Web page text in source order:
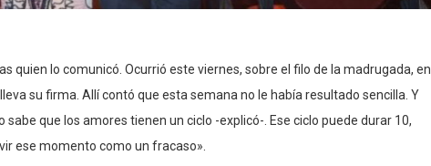
quien lo comunicó. Ocurrió este viernes, sobre el filo de la madrugada, en
su firma. Allí contó que esta semana no le había resultado sencilla. Y
sabe que los amores tienen un ciclo -explicó-. Ese ciclo puede durar 10,
ese momento como un fracaso».